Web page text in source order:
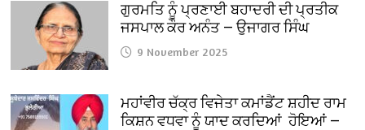
ਗੁਰਮਤਿ ਨੂੰ ਪ੍ਰਣਾਈ ਬਹਾਦਰੀ ਦੀ ਪ੍ਰਤੀਕ
ਜਸਪਾਲ ਕੌਰ ਅਨੰਤ — ਉਜਾਗਰ ਸਿੰਘ
9 November 2025
ਮਹਾਂਵੀਰ ਚੱਕ੍ਰ ਵਿਜੇਤਾ ਕਮਾਂਡੈਂਟ ਸ਼ਹੀਦ ਰਾਮ
ਕਿਸ਼ਨ ਵਧਵਾ ਨੂੰ ਯਾਦ ਕਰਦਿਆਂ ਹੋਇਆਂ —